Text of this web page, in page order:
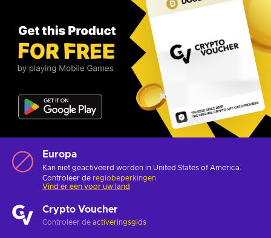
Europa
Kan niet geactiveerd worden in United States of America.
Controleer de regiobeperkingen
Vind er een voor uw land
Crypto Voucher
Controleer de activeringsgids